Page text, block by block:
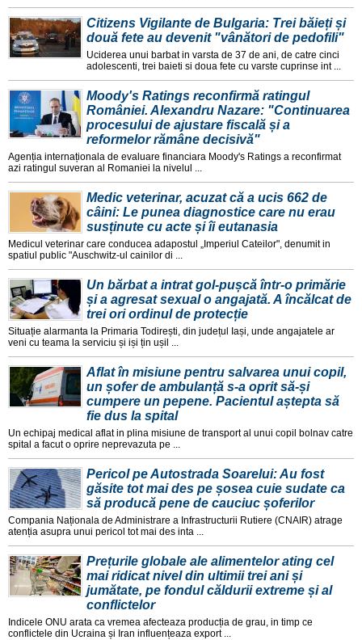
Citizens Vigilante de Bulgaria: Trei băieți și
două fete au devenit "vânători de pedofili"
Uciderea unui barbat in varsta de 37 de ani, de catre cinci
adolescenti, trei baieti si doua fete cu varste cuprinse int ...
Moody's Ratings reconfirmă ratingul
României. Alexandru Nazare: "Continuarea
procesului de ajustare fiscală și a
reformelor rămâne decisivă"
Agenția internaționala de evaluare financiara Moody's Ratings a reconfirmat
azi ratingul suveran al Romaniei la nivelul ...
Medic veterinar, acuzat că a ucis 662 de
câini: Le punea diagnostice care nu erau
susținute cu acte și îi eutanasia
Medicul veterinar care conducea adapostul „Imperiul Cateilor", denumit in
spatiul public "Auschwitz-ul cainilor di ...
Un bărbat a intrat gol-pușcă într-o primărie
și a agresat sexual o angajată. A încălcat de
trei ori ordinul de protecție
Situație alarmanta la Primaria Todirești, din județul Iași, unde angajatele ar
veni cu teama la serviciu și iși țin ușil ...
Aflat în misiune pentru salvarea unui copil,
un șofer de ambulanță s-a oprit să-și
cumpere un pepene. Pacientul aștepta să
fie dus la spital
Un echipaj medical aflat in plina misiune de transport al unui copil bolnav catre
spital a facut o oprire neprevazuta pe ...
Pericol pe Autostrada Soarelui: Au fost
găsite tot mai des pe șosea cuie sudate ca
să producă pene de cauciuc șoferilor
Compania Naționala de Administrare a Infrastructurii Rutiere (CNAIR) atrage
atenția asupra unui pericol tot mai des inta ...
Prețurile globale ale alimentelor ating cel
mai ridicat nivel din ultimii trei ani și
jumătate, pe fondul căldurii extreme și al
conflictelor
Indicele ONU arata ca vremea afecteaza producția de grau, in timp ce
conflictele din Ucraina și Iran influențeaza export ...